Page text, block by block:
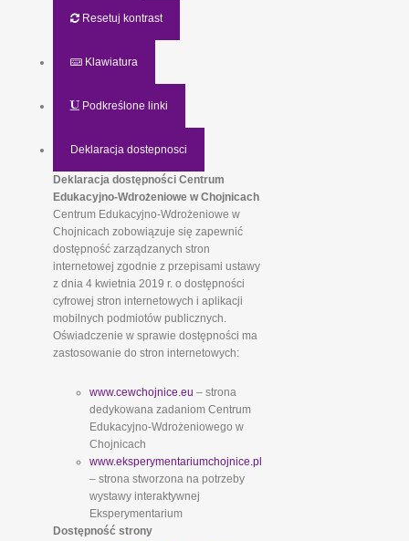
Resetuj kontrast
Klawiatura
Podkreślone linki
Deklaracja dostepnosci
Deklaracja dostępności Centrum
Edukacyjno-Wdrożeniowe w Chojnicach
Centrum Edukacyjno-Wdrożeniowe w
Chojnicach zobowiązuje się zapewnić
dostępność zarządzanych stron
internetowej zgodnie z przepisami ustawy
z dnia 4 kwietnia 2019 r. o dostępności
cyfrowej stron internetowych i aplikacji
mobilnych podmiotów publicznych.
Oświadczenie w sprawie dostępności ma
zastosowanie do stron internetowych:
www.cewchojnice.eu – strona
dedykowana zadaniom Centrum
Edukacyjno-Wdrożeniowego w
Chojnicach
www.eksperymentariumchojnice.pl
– strona stworzona na potrzeby
wystawy interaktywnej
Eksperymentarium
Dostępność strony